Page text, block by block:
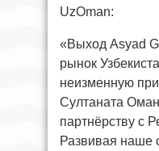
UzOman:
«Выход Asyad
рынок
неизменную
Султаната Оман
партнёрству с
Развивая наше